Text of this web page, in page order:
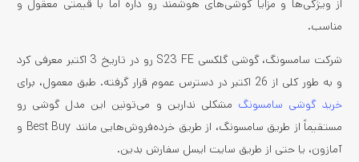
از ویژگی‌ها و مزایا گوشی‌های هوشمند رو داره اما با قیمتی معقول و
مناسب.
شرکت سامسونگ، گوشی گلکسی S23 FE رو در تاریخ 3 اکتبر معرفی کرد
و به طور کلی از 26 اکتبر در دسترس عموم قرار گرفته. طبق معمول، برای
خرید گوشی سامسونگ مشکلی ندارین و می‌تونین این مدل گوشی رو
مستقیماً از طریق سامسونگ، از طریق خرده‌فروش‌هایی مانند Best Buy و
آمازون، یا حتی از طریق سایت ایسل سفارش بدین.